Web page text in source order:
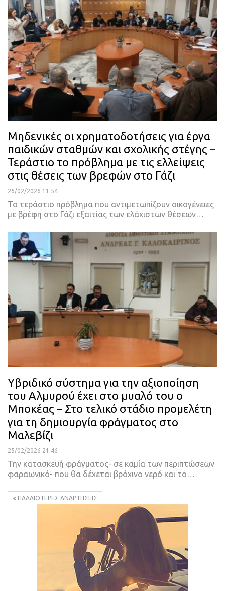
Μηδενικές οι χρηματοδοτήσεις για έργα
παιδικών σταθμών και σχολικής στέγης –
Τεράστιο το πρόβλημα με τις ελλείψεις
στις θέσεις των βρεφών στο Γάζι
26/02/2026 11:54
Το τεράστιο πρόβλημα που αντιμετωπίζουν οικογένειες
με βρέφη στο Γάζι εξαιτίας των ελάχιστων θέσεων…
Υβριδικό σύστημα για την αξιοποίηση
του Αλμυρού έχει στο μυαλό του ο
Μποκέας – Στο τελικό στάδιο προμελέτη
για τη δημιουργία φράγματος στο
Μαλεβίζι
25/02/2026 21:46
Την κατασκευή φράγματος- σε καμία των περιπτώσεων
φαραωνικό- που θα δέχεται βρόχινο νερό και το…
ΠΑΛΑΙΌΤΕΡΕΣ ΑΝΑΡΤΉΣΕΙΣ